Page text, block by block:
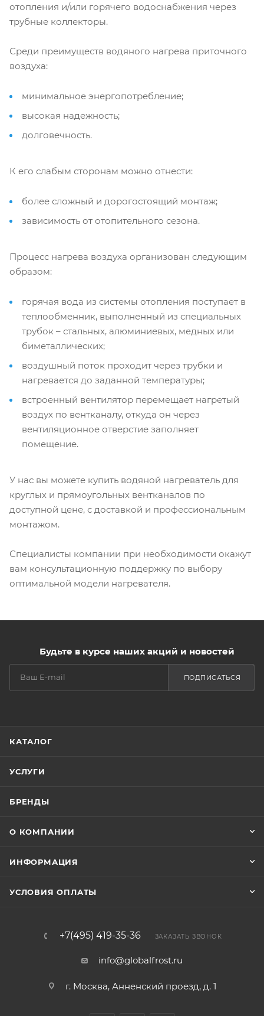
отопления и/или горячего водоснабжения через
трубные коллекторы.
Среди преимуществ водяного нагрева приточного
воздуха:
минимальное энергопотребление;
высокая надежность;
долговечность.
К его слабым сторонам можно отнести:
более сложный и дорогостоящий монтаж;
зависимость от отопительного сезона.
Процесс нагрева воздуха организован следующим
образом:
горячая вода из системы отопления поступает в
теплообменник, выполненный из специальных
трубок – стальных, алюминиевых, медных или
биметаллических;
воздушный поток проходит через трубки и
нагревается до заданной температуры;
встроенный вентилятор перемещает нагретый
воздух по вентканалу, откуда он через
вентиляционное отверстие заполняет
помещение.
У нас вы можете купить водяной нагреватель для
круглых и прямоугольных вентканалов по
доступной цене, с доставкой и профессиональным
монтажом.
Специалисты компании при необходимости окажут
вам консультационную поддержку по выбору
оптимальной модели нагревателя.
Будьте в курсе наших акций и новостей
ПОДПИСАТЬСЯ
КАТАЛОГ
УСЛУГИ
БРЕНДЫ
О КОМПАНИИ
ИНФОРМАЦИЯ
УСЛОВИЯ ОПЛАТЫ
+7(495) 419-35-36 ЗАКАЗАТЬ ЗВОНОК
info@globalfrost.ru
г. Москва, Анненский проезд, д. 1